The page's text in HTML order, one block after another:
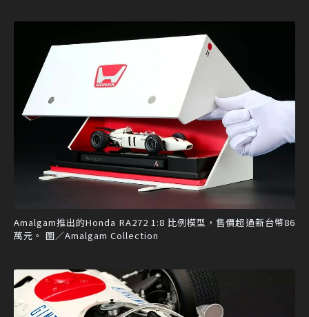
Amalgam推出的Honda RA272 1:8 比例模型，售價超過新台幣86
萬元。 圖／Amalgam Collection